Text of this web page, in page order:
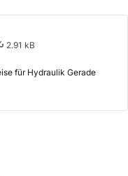
2.91 kB
für Hydraulik Gerade